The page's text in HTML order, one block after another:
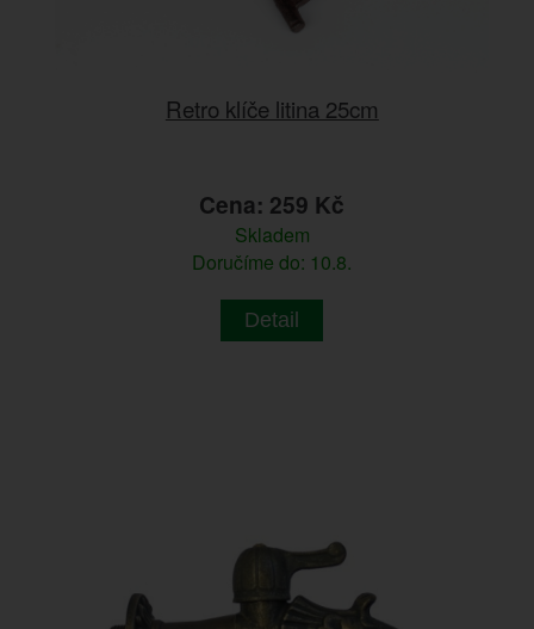
Retro klíče litina 25cm
Cena: 259 Kč
Skladem
Doručíme do: 10.8.
Detail